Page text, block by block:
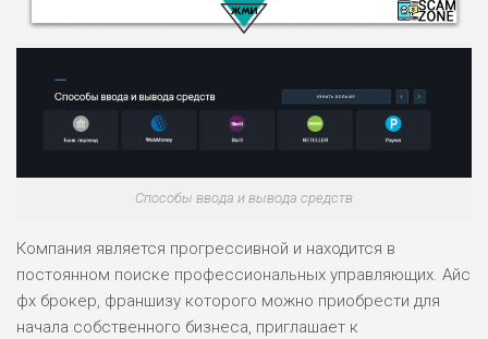
РИСКИ: НИЗКИЕ
ДОХОД: ВЫСОКИЙ
БЮДЖЕТ: ВЫСОКИЙ
ОБЗОР
Способы ввода и вывода средств
Компания является прогрессивной и находится в
постоянном поиске профессиональных управляющих. Айс
фх брокер, франшизу которого можно приобрести для
начала собственного бизнеса, приглашает к